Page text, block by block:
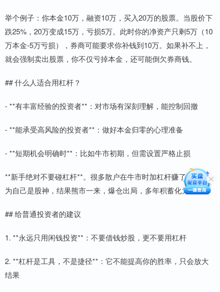
举个例子：你本金10万，融资10万，买入20万的股票。当股价下
跌25%，20万变成15万，亏损5万。此时你的净资产只剩5万（10
万本金-5万亏损），券商可能要求你补钱到10万。如果补不上，
就会强制卖出股票，你不仅亏掉本金，还可能倒欠券商钱。
## 什么人适合用杠杆？
- **有丰富经验的投资者**：对市场有深刻理解，能控制回撤
- **能承受高风险的投资者**：做好本金归零的心理准备
- **短期机会明确时**：比如牛市初期，但需设置严格止损
**新手绝对不要碰杠杆**。很多散户在牛市时加杠杆赚了钱，以
为自己是股神，结果熊市一来，爆仓出局，多年积蓄化为乌有。
## 给普通投资者的建议
1. **永远只用闲钱投资**：不要借钱炒股，更不要用杠杆
2. **杠杆是工具，不是捷径**：它不能提高你的胜率，只会放大
结果